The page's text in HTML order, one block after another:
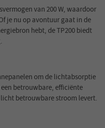
van 200 W, waardoor
je nu op avontuur gaat in de
hebt, de TP200 biedt
om de lichtabsorptie
betrouwbare, efficiënte
betrouwbare stroom levert.